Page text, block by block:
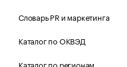
Словарь PR и маркетинга
Каталог по ОКВЭД
Каталог по регионам